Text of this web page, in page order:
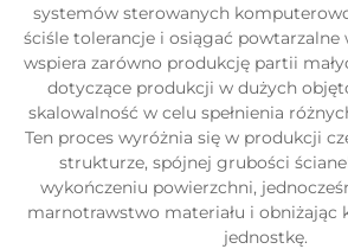
systemów sterowanych
ściśle tolerancje i osiągać powtarzalne
wspiera zarówno produkcję partii
dotyczące produkcji w dużych
skalowalność w celu spełnienia
Ten proces wyróżnia się w produkcji
strukturze, spójnej grubości
wykończeniu powierzchni,
marnotrawstwo materiału i obniżając
jednostkę.